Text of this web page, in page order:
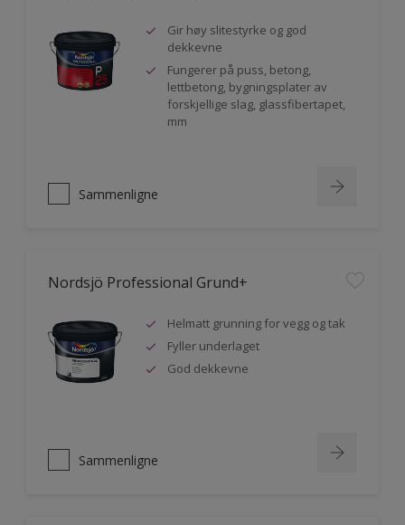
Gir høy slitestyrke og god
dekkevne
Fungerer på puss, betong,
lettbetong, bygningsplater av
forskjellige slag, glassfibertapet,
mm
Sammenligne
Nordsjö Professional Grund+
Helmatt grunning for vegg og tak
Fyller underlaget
God dekkevne
Sammenligne